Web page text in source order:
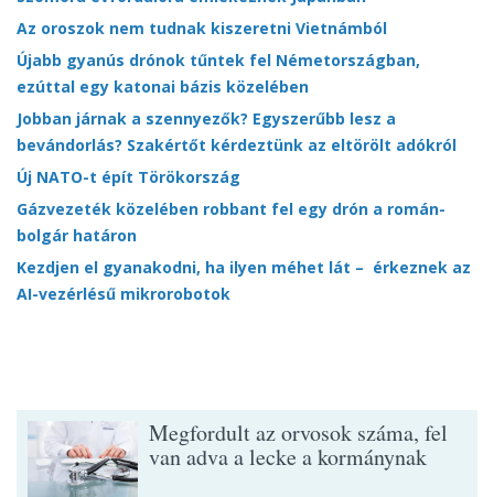
Az oroszok nem tudnak kiszeretni Vietnámból
Újabb gyanús drónok tűntek fel Németországban,
ezúttal egy katonai bázis közelében
Jobban járnak a szennyezők? Egyszerűbb lesz a
bevándorlás? Szakértőt kérdeztünk az eltörölt adókról
Új NATO-t épít Törökország
Gázvezeték közelében robbant fel egy drón a román-
bolgár határon
Kezdjen el gyanakodni, ha ilyen méhet lát – érkeznek az
AI-vezérlésű mikrorobotok
Megfordult az orvosok száma, fel
van adva a lecke a kormánynak